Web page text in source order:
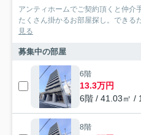
アンティホームでご契約頂くと仲
たくさん掛かるお部屋探し。できる
見る
募集中の部屋
6階
13.3万円
6階 / 41.03㎡ /
8階